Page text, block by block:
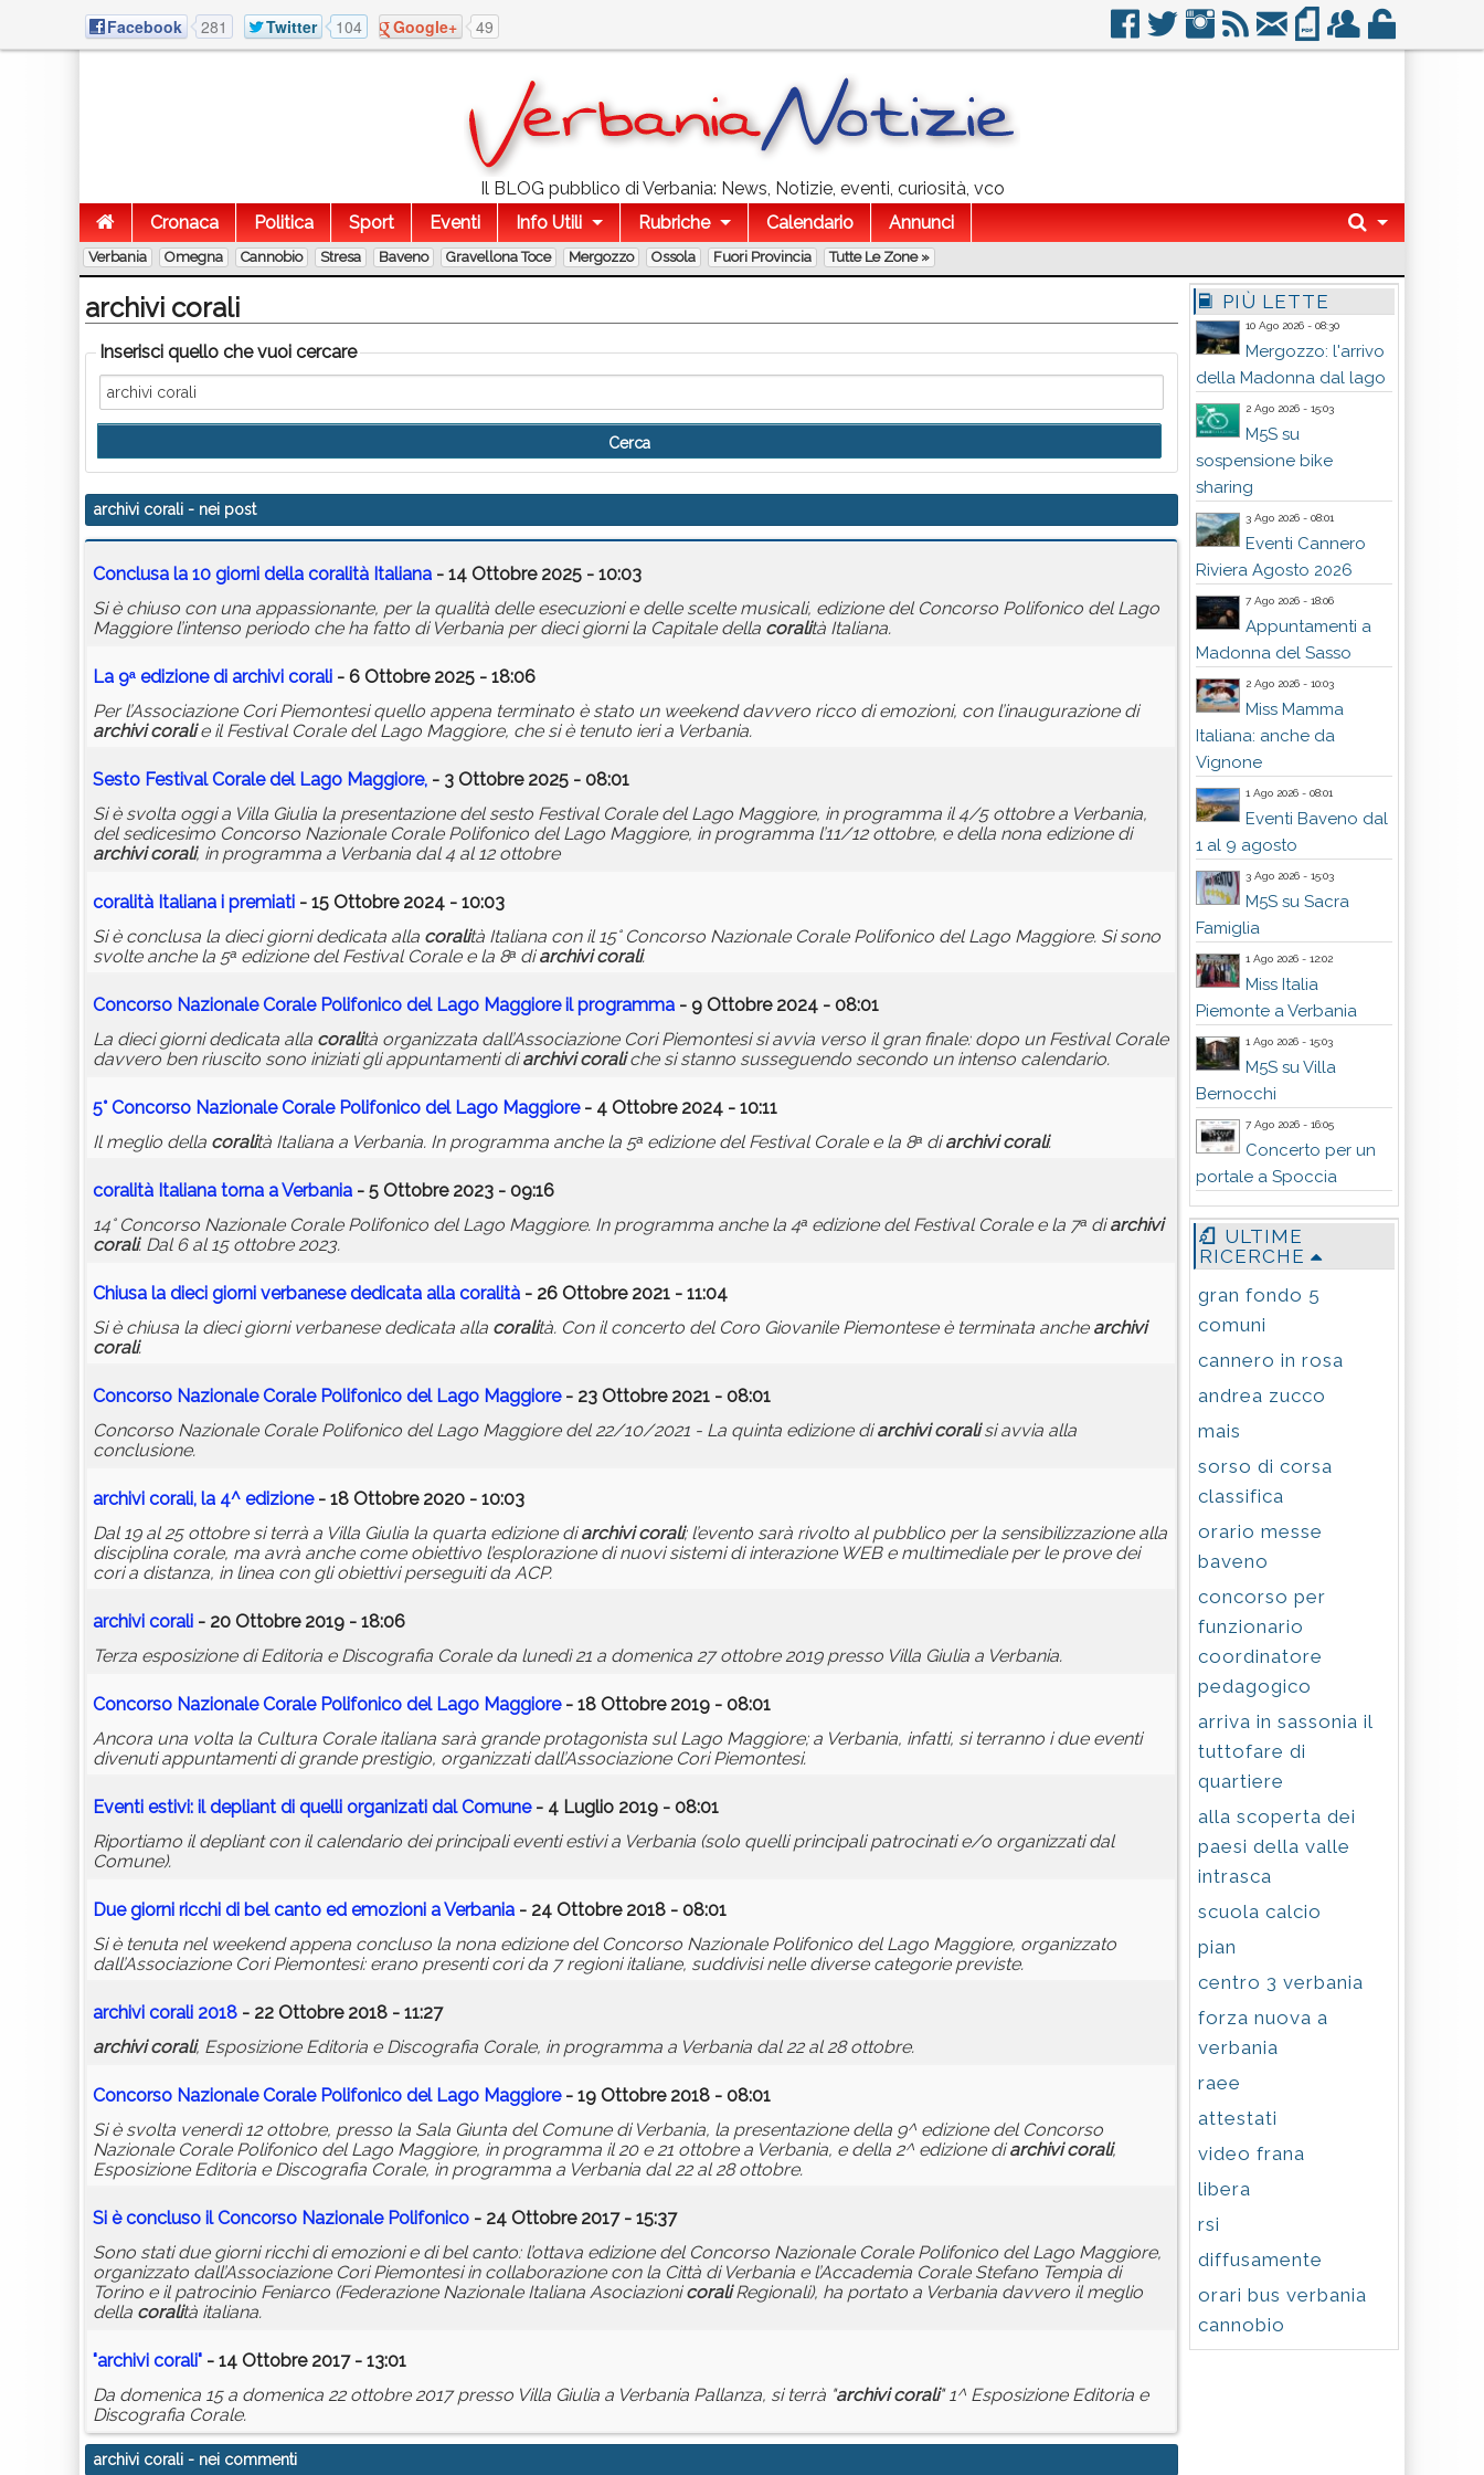
Facebook 281 Twitter 104 Google+ 49
Il BLOG pubblico di Verbania: News, Notizie, eventi, curiosità, vco
Cronaca
Politica Sport Eventi Info Utili Rubriche Calendario Annunci
Verbania Omegna Cannobio Stresa Baveno Gravellona Toce Mergozzo Ossola Fuori Provincia Tutte Le Zone »
archivi corali
Inserisci quello che vuoi cercare
archivi corali - nei post
Conclusa la 10 giorni della coralità Italiana - 14 Ottobre 2025 - 10:03
Si è chiuso con una appassionante, per la qualità delle esecuzioni e delle scelte musicali, edizione del Concorso Polifonico del Lago
Maggiore l’intenso periodo che ha fatto di Verbania per dieci giorni la Capitale della coralità Italiana.
La 9ᵃ edizione di archivi corali - 6 Ottobre 2025 - 18:06
Per l’Associazione Cori Piemontesi quello appena terminato è stato un weekend davvero ricco di emozioni, con l’inaugurazione di
archivi coralie il Festival Corale del Lago Maggiore, che si è tenuto ieri a Verbania.
Sesto Festival Corale del Lago Maggiore, - 3 Ottobre 2025 - 08:01
Si è svolta oggi a Villa Giulia la presentazione del sesto Festival Corale del Lago Maggiore, in programma il 4/5 ottobre a Verbania,
del sedicesimo Concorso Nazionale Corale Polifonico del Lago Maggiore, in programma l’11/12 ottobre, e della nona edizione di
archivi corali, in programma a Verbania dal 4 al 12 ottobre
coralità Italiana i premiati - 15 Ottobre 2024 - 10:03
Si è conclusa la dieci giorni dedicata alla coralità Italiana con il 15° Concorso Nazionale Corale Polifonico del Lago Maggiore. Si sono
svolte anche la 5ᵃ edizione del Festival Corale e la 8ᵃ diarchivi corali.
Concorso Nazionale Corale Polifonico del Lago Maggiore il programma - 9 Ottobre 2024 - 08:01
La dieci giorni dedicata alla coralità organizzata dall’Associazione Cori Piemontesi si avvia verso il gran finale: dopo un Festival Corale
davvero ben riuscito sono iniziati gli appuntamenti diarchivi coraliche si stanno susseguendo secondo un intenso calendario.
5° Concorso Nazionale Corale Polifonico del Lago Maggiore- 4 Ottobre 2024 - 10:11
Il meglio della coralità Italiana a Verbania. In programma anche la 5ᵃ edizione del Festival Corale e la 8ᵃ diarchivi corali.
coralità Italiana torna a Verbania - 5 Ottobre 2023 - 09:16
14° Concorso Nazionale Corale Polifonico del Lago Maggiore. In programma anche la 4ᵃ edizione del Festival Corale e la 7ᵃ diarchivi
corali. Dal 6 al 15 ottobre 2023.
Chiusa la dieci giorni verbanese dedicata alla coralità - 26 Ottobre 2021 - 11:04
Si è chiusa la dieci giorni verbanese dedicata alla coralità. Con il concerto del Coro Giovanile Piemontese è terminata anche archivi
corali.
Concorso Nazionale Corale Polifonico del Lago Maggiore- 23 Ottobre 2021 - 08:01
Concorso Nazionale Corale Polifonico del Lago Maggiore del 22/10/2021 - La quinta edizione diarchivi coralisi avvia alla
conclusione.
archivi corali, la 4^ edizione- 18 Ottobre 2020 - 10:03
Dal 19 al 25 ottobre si terrà a Villa Giulia la quarta edizione diarchivi corali; l’evento sarà rivolto al pubblico per la sensibilizzazione alla
disciplina corale, ma avrà anche come obiettivo l’esplorazione di nuovi sistemi di interazione WEB e multimediale per le prove dei
cori a distanza, in linea con gli obiettivi perseguiti da ACP.
archivi corali - 20 Ottobre 2019 - 18:06
Terza esposizione di Editoria e Discografia Corale da lunedì 21 a domenica 27 ottobre 2019 presso Villa Giulia a Verbania.
Concorso Nazionale Corale Polifonico del Lago Maggiore- 18 Ottobre 2019 - 08:01
Ancora una volta la Cultura Corale italiana sarà grande protagonista sul Lago Maggiore; a Verbania, infatti, si terranno i due eventi
divenuti appuntamenti di grande prestigio, organizzati dall’Associazione Cori Piemontesi.
Eventi estivi: il depliant di quelli organizati dal Comune - 4 Luglio 2019 - 08:01
Riportiamo il depliant con il calendario dei principali eventi estivi a Verbania (solo quelli principali patrocinati e/o organizzati dal
Comune).
Due giorni ricchi di bel canto ed emozioni a Verbania - 24 Ottobre 2018 - 08:01
Si è tenuta nel weekend appena concluso la nona edizione del Concorso Nazionale Polifonico del Lago Maggiore, organizzato
dall’Associazione Cori Piemontesi: erano presenti cori da 7 regioni italiane, suddivisi nelle diverse categorie previste.
archivi corali 2018 - 22 Ottobre 2018 - 11:27
archivi corali, Esposizione Editoria e Discografia Corale, in programma a Verbania dal 22 al 28 ottobre.
Concorso Nazionale Corale Polifonico del Lago Maggiore- 19 Ottobre 2018 - 08:01
Si è svolta venerdì 12 ottobre, presso la Sala Giunta del Comune di Verbania, la presentazione della 9^ edizione del Concorso
Nazionale Corale Polifonico del Lago Maggiore, in programma il 20 e 21 ottobre a Verbania, e della 2^ edizione diarchivi corali,
Esposizione Editoria e Discografia Corale, in programma a Verbania dal 22 al 28 ottobre.
Si è concluso il Concorso Nazionale Polifonico - 24 Ottobre 2017 - 15:37
Sono stati due giorni ricchi di emozioni e di bel canto: l’ottava edizione del Concorso Nazionale Corale Polifonico del Lago Maggiore,
organizzato dall’Associazione Cori Piemontesi in collaborazione con la Città di Verbania e l’Accademia Corale Stefano Tempia di
Torino e il patrocinio Feniarco (Federazione Nazionale Italiana AsociazionicoraliRegionali), ha portato a Verbania davvero il meglio
della coralità italiana.
"archivi corali" - 14 Ottobre 2017 - 13:01
Da domenica 15 a domenica 22 ottobre 2017 presso Villa Giulia a Verbania Pallanza, si terrà "archivi corali" 1^ Esposizione Editoria e
Discografia Corale.
archivi corali - nei commenti
PIÙ LETTE
10 Ago 2026 - 08:30
Mergozzo: l'arrivo
della Madonna dal lago
2 Ago 2026 - 15:03
M5S su
sospensione bike
sharing
3 Ago 2026 - 08:01
Eventi Cannero
Riviera Agosto 2026
7 Ago 2026 - 18:06
Appuntamenti a
Madonna del Sasso
2 Ago 2026 - 10:03
Miss Mamma
Italiana: anche da
Vignone
1 Ago 2026 - 08:01
Eventi Baveno dal
1 al 9 agosto
3 Ago 2026 - 15:03
M5S su Sacra
Famiglia
1 Ago 2026 - 12:02
Miss Italia
Piemonte a Verbania
1 Ago 2026 - 15:03
M5S su Villa
Bernocchi
7 Ago 2026 - 16:05
Concerto per un
portale a Spoccia
ULTIME
RICERCHE
gran fondo 5
comuni
cannero in rosa
andrea zucco
mais
sorso di corsa
classifica
orario messe
baveno
concorso per
funzionario
coordinatore
pedagogico
arriva in sassonia il
tuttofare di
quartiere
alla scoperta dei
paesi della valle
intrasca
scuola calcio
pian
centro 3 verbania
forza nuova a
verbania
raee
attestati
video frana
libera
rsi
diffusamente
orari bus verbania
cannobio